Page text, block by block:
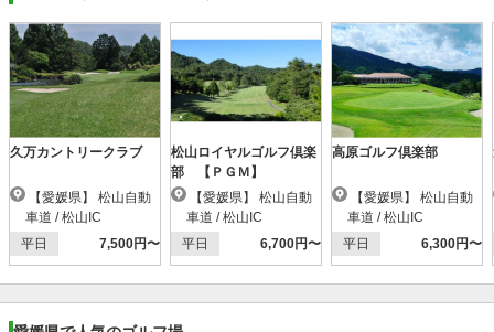
久万カントリークラブ
車道 / 松山IC
平日
7,500円〜
松山ロイヤルゴルフ倶楽
部 【ＰＧＭ】
車道 / 松山IC
平日
6,700円〜
高原ゴルフ倶楽部
車道 / 松山IC
平日
6,300円〜